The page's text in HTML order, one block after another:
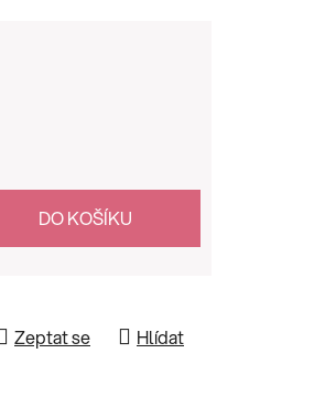
DO KOŠÍKU
Zeptat se Hlídat